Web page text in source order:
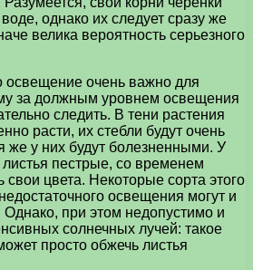
однако их следует сразу же
велика вероятность серьезного
освещение очень важно для
за должным уровнем освещения
следить. В тени растения
расти, их стебли будут очень
же у них будут болезненными. У
листья пестрые, со временем
свои цвета. Некоторые сорта этого
освещения могут и
Однако, при этом недопустимо и
солнечных лучей: такое
просто обжечь листья